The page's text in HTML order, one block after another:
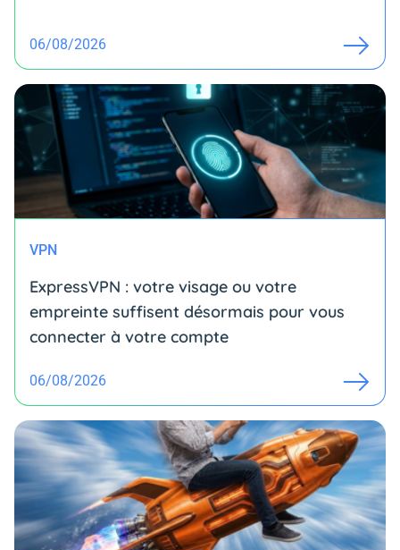
06/08/2026
VPN
ExpressVPN : votre visage ou votre
empreinte suffisent désormais pour vous
connecter à votre compte
06/08/2026